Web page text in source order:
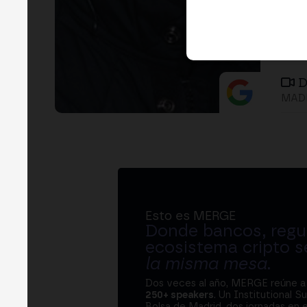
Esto es MERGE
Donde bancos,
ecosistema cripto
la misma mesa.
Dos veces al año, MERGE reúne
250+ speakers. Un Institutional